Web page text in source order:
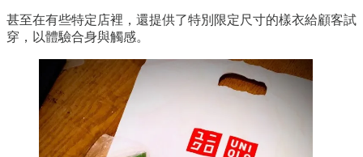
甚至在有些特定店裡，還提供了特別限定尺寸的樣衣給顧客試
穿，以體驗合身與觸感。